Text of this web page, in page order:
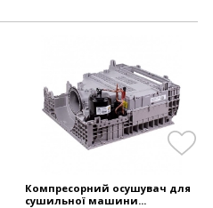
Компресорний осушувач для
сушильної машини...